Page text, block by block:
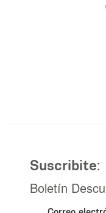
Suscribite:
Boletín